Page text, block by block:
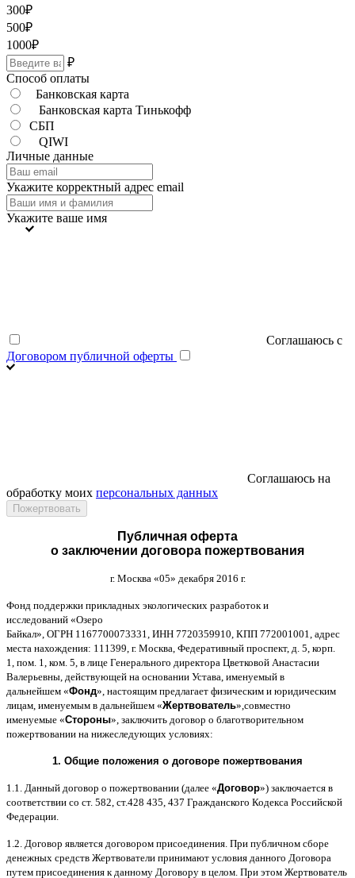
300₽
500₽
1000₽
₽
Способ оплаты
Банковская карта
Банковская карта Тинькофф
СБП
QIWI
Личные данные
Укажите корректный адрес email
Укажите ваше имя
Соглашаюсь с
Договором публичной оферты
Соглашаюсь на
обработку моих персональных данных
Публичная оферта
о заключении договора пожертвования
г. Москва «05» декабря 2016 г.
Фонд поддержки прикладных экологических разработок и
исследований «Озеро
Байкал», ОГРН 1167700073331, ИНН 7720359910, КПП 772001001, адрес
места нахождения: 111399, г. Москва, Федеративный проспект, д. 5, корп.
1, пом. 1, ком. 5, в лице Генерального директора Цветковой Анастасии
Валерьевны, действующей на основании Устава, именуемый в
дальнейшем «Фонд», настоящим предлагает физическим и юридическим
лицам, именуемым в дальнейшем «Жертвователь»,совместно
именуемые «Стороны», заключить договор o благотворительном
пожертвовании на нижеследующих условиях:
1. Общие положения o договоре пожертвования
1.1. Данный договор о пожертвовании (далее «Договор») заключается в
соответствии со ст. 582, ст.428 435, 437 Гражданского Кодекса Российской
Федерации.
1.2. Договор является договором присоединения. При публичном сборе
денежных средств Жертвователи принимают условия данного Договора
путем присоединения к данному Договору в целом. При этом Жертвователь